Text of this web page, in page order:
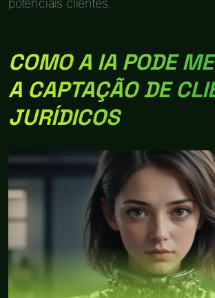
COMO A IA PODE
A CAPTAÇÃO DE
JURÍDICOS